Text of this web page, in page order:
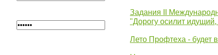
Задания II
"Дорогу осилит
Лето Профтеха - будет